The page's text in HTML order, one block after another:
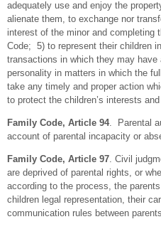
adequately use and enjoy the
alienate them, to exchange nor
interest of the minor and completing
Code; 5) to represent their children
transactions in which they may
personality in matters in which the
take any timely and proper action
to protect the children’s interests and
Family Code, Article 94. Parental
account of parental incapacity or
Family Code, Article 97 . Civil
are deprived of parental rights, or
according to the process, the
children legal representation, their
communication rules between